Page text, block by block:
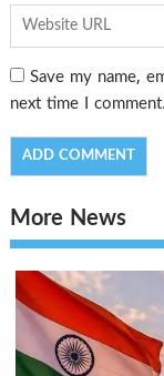
Save my name,
next time I comment.
More News